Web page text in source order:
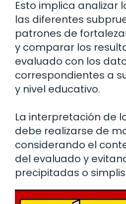
Esto implica analizar
las diferentes
patrones de
y comparar los
evaluado con los
correspondientes a
y nivel educativo.
La interpretación de
debe realizarse de
considerando el
del evaluado y
precipitadas o